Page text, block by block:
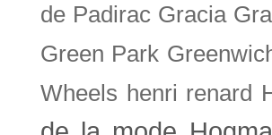
de Padirac Gracia
Green Park
Wheels henri renard